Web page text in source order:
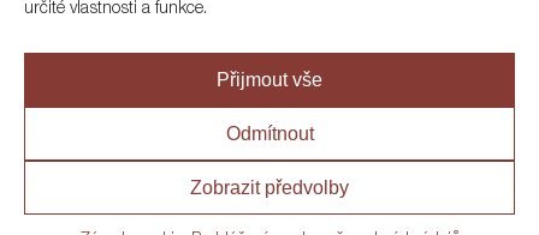
určité vlastnosti a funkce.
Přijmout vše
Odmítnout
Zobrazit předvolby
+420 222 561 343
info@numisargo.com